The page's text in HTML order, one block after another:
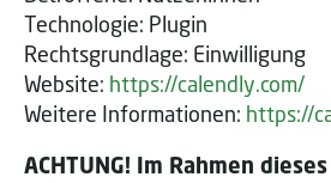
Technologie: Plugin
Rechtsgrundlage: Einwilligung
Website: https://calendly.com/
Weitere Informationen: https://
ACHTUNG! Im Rahmen